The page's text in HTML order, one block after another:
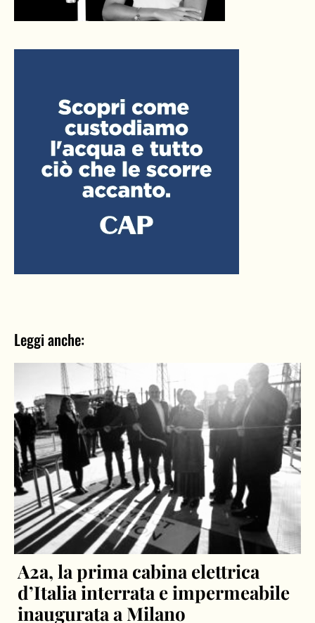
Leggi anche:
A2a, la prima cabina elettrica
d’Italia interrata e impermeabile
inaugurata a Milano